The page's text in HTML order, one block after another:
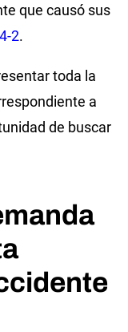
que causó sus
2.
toda la
a
de buscar